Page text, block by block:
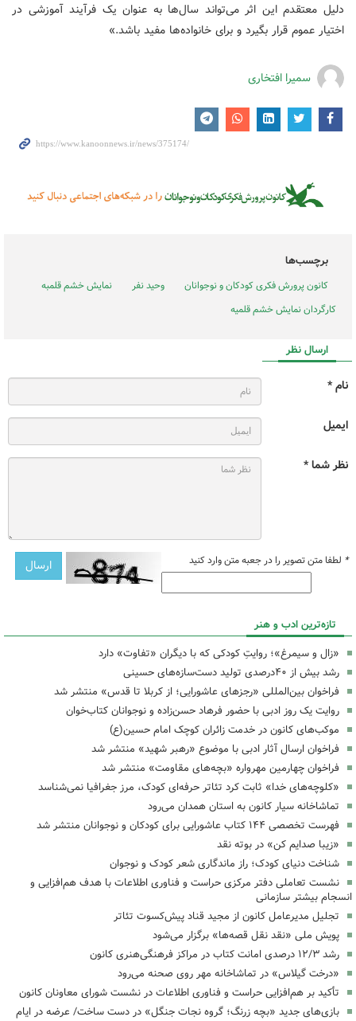
دلیل معتقدم این اثر می‌تواند سال‌ها به عنوان یک فرآیند آموزشی در
اختیار عموم قرار بگیرد و برای خانواده‌ها مفید باشد.»
سمیرا افتخاری
برچسب‌ها
کانون پرورش فکری کودکان و نوجوانان وحید نفر
نمایش خشم قلمبه
کارگردان نمایش خشم قلمیه
ارسال نظر
نام *
ایمیل
نظر شما *
* لطفا متن تصویر را در جعبه متن وارد کنید
تازه‌ترین ادب و هنر
«زال و سیمرغ»؛ روایتِ کودکی که با دیگران «تفاوت» دارد
رشد بیش از ۴۰درصدی تولید دست‌سازه‌های حسینی
فراخوان بین‌المللی «رجزهای عاشورایی؛ از کربلا تا قدس» منتشر شد
روایت یک روز ادبی با حضور فرهاد حسن‌زاده و نوجوانان کتاب‌خوان
موکب‌های کانون در خدمت زائران کوچک امام حسین(ع)
فراخوان ارسال آثار ادبی با موضوع «رهبر شهید» منتشر شد
فراخوان چهارمین مهرواره «بچه‌های مقاومت» منتشر شد
«کلوچه‌های خدا» ثابت کرد تئاتر حرفه‌ای کودک، مرز جغرافیا نمی‌شناسد
تماشاخانه سیار کانون به استان همدان می‌رود
فهرست تخصصی ۱۴۴ کتاب عاشورایی برای کودکان و نوجوانان منتشر شد
«زیبا صدایم کن» در بوته نقد
شناخت دنیای کودک؛ راز ماندگاری شعر کودک و نوجوان
نشست تعاملی دفتر مرکزی حراست و فناوری اطلاعات با هدف هم‌افزایی و
انسجام بیشتر سازمانی
تجلیل مدیرعامل کانون از مجید قناد پیش‌کسوت تئاتر
پویش ملی «نقد نقل قصه‌ها» برگزار می‌شود
رشد ۱۲/۳ درصدی امانت کتاب در مراکز فرهنگی‌هنری کانون
«درخت گیلاس» در تماشاخانه مهر روی صحنه می‌رود
تأکید بر هم‌افزایی حراست و فناوری اطلاعات در نشست شورای معاونان کانون
بازی‌های جدید «بچه زرنگ؛ گروه نجات جنگل» در دست ساخت/ عرضه در ایام